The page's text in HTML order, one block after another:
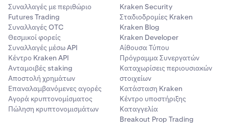
Συναλλαγές με περιθώριο
Futures Trading
Συναλλαγές OTC
Θεσμικοί φορείς
Συναλλαγές μέσω API
Κέντρο Kraken API
Ανταμοιβές staking
Αποστολή χρημάτων
Επαναλαμβανόμενες αγορές
Αγορά κρυπτονομίσματος
Πώληση κρυπτονομισμάτων
Kraken Security
Σταδιοδρομίες Kraken
Kraken Blog
Kraken Developer
Αίθουσα Τύπου
Πρόγραμμα Συνεργατών
Καταχωρίσεις περιουσιακών
στοιχείων
Κατάσταση Kraken
Κέντρο υποστήριξης
Καταγγελία
Breakout Prop Trading